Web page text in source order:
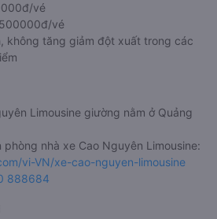
vé
vé
không tăng giảm đột xuất trong các
Limousine giường nằm ở Quảng
phòng nhà xe Cao Nguyên Limousine:
vi-VN/xe-cao-nguyen-limousine
888684